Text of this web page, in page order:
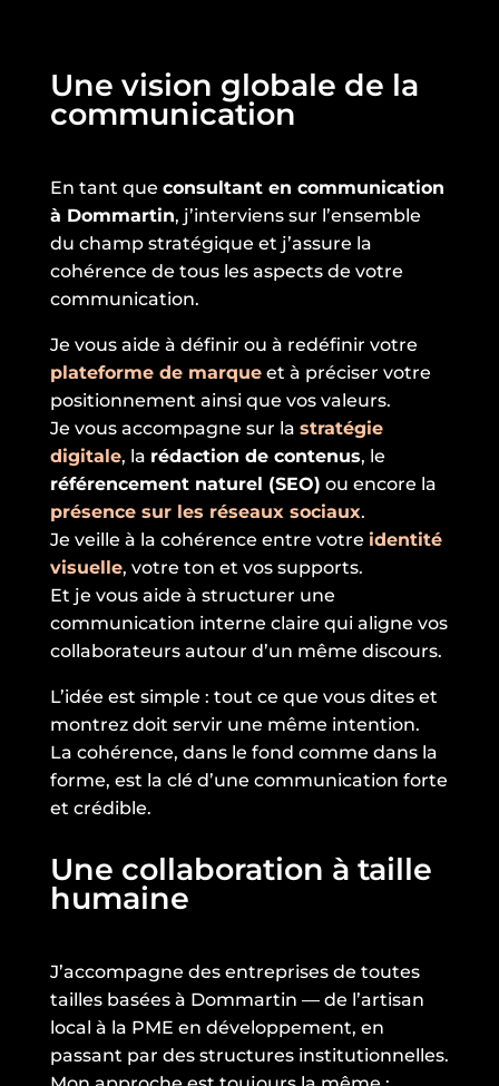
Une vision globale de la
communication
En tant que consultant en communication
à Dommartin, j’interviens sur l’ensemble
du champ stratégique et j’assure la
cohérence de tous les aspects de votre
communication.
Je vous aide à définir ou à redéfinir votre
plateforme de marqueet à préciser votre
positionnement ainsi que vos valeurs.
Je vous accompagne sur la stratégie
digitale, la rédaction de contenus, le
référencement naturel (SEO) ou encore la
présence sur les réseaux sociaux.
Je veille à la cohérence entre votre identité
visuelle, votre ton et vos supports.
Et je vous aide à structurer une
communication interne claire qui aligne vos
collaborateurs autour d’un même discours.
L’idée est simple : tout ce que vous dites et
montrez doit servir une même intention.
La cohérence, dans le fond comme dans la
forme, est la clé d’une communication forte
et crédible.
Une collaboration à taille
humaine
J’accompagne des entreprises de toutes
tailles basées à Dommartin — de l’artisan
local à la PME en développement, en
passant par des structures institutionnelles.